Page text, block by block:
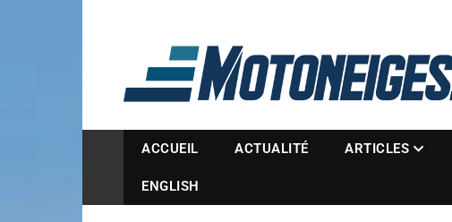
Magazine Motoneiges.ca
ACCUEIL ACTUALITÉ ARTICLES
ENGLISH